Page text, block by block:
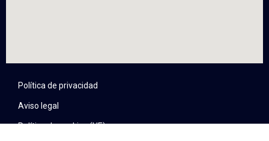
Política de privacidad
Aviso legal
Política de cookies (UE)